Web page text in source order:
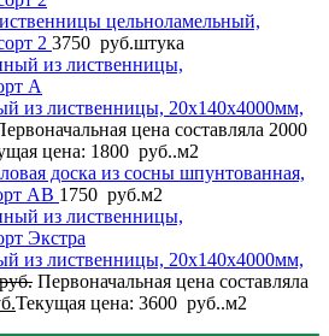
цельноламельный,
2 3750 руб.штука
из лиственницы, 20x140x4000мм,
цена составляла 2000
цена: 1800 руб..м2
доска из сосны шпунтованная,
AB 1750 руб.м2
из лиственницы, 20x140x4000мм,
Первоначальная цена составляла
Текущая цена: 3600 руб..м2